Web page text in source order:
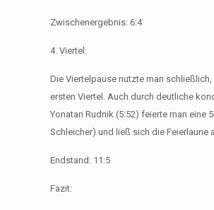
Zwischenergebnis: 6:4
4. Viertel:
Die Viertelpause nutzte man
ersten Viertel. Auch durch deutliche
Yonatan Rudnik (5:52) feierte man eine
Schleicher) und ließ sich die Feierlaune
Endstand: 11:5
Fazit: